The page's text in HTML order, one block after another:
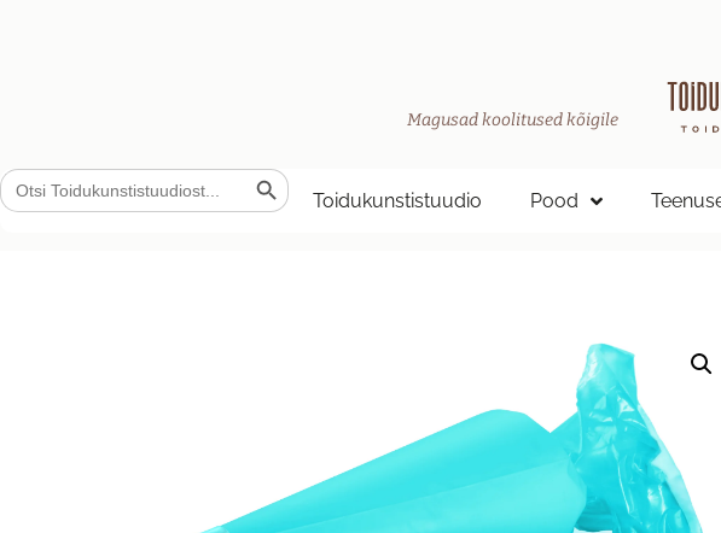
Magusad koolitused kõigile
Search
for:
Search Button
Toidukunstistuudio Pood